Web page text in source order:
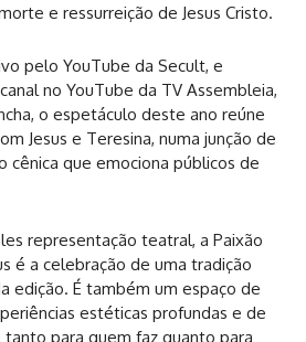
e ressurreição de Jesus Cristo.
pelo YouTube da Secult, e
no YouTube da TV Assembleia,
o espetáculo deste ano reúne
Jesus e Teresina, numa junção de
cênica que emociona públicos de
representação teatral, a Paixão
é a celebração de uma tradição
edição. É também um espaço de
estéticas profundas e de
para quem faz quanto para